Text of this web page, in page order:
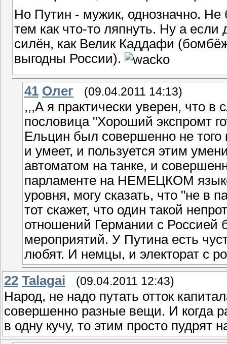
Но Путин - мужик, однозначно. Не
тем как что-то ляпнуть. Ну а
силён, как Велик Каддафи
выгодны России).
41 Олeг (09.04.2011 14:13)
,,,А я практически уверен, что в
пословица "Хороший экспромт
Ельцин был совершенно не
и умеет, и пользуется этим
автоматом на танке, и
парламенте на НЕМЕЦКОМ
уровня, могу сказать, что "не в
тот скажет, что один такой
отношений Германии с Россией
мероприятий. У Путина есть
любят. И немцы, и электорат с
22 Talagai (09.04.2011 12:43)
Народ, не надо путать отток
совершенно разные вещи. И когда
в одну кучу, то этим просто пудрят